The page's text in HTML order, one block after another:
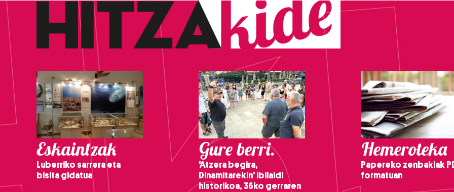
Eskaintzak
Luberriko sarrera eta
bisita gidatua
Gure berri.
'Atzera begira,
Dinamitarekin' ibilaldi
historikoa, 36ko gerraren
Hemeroteka
Papereko zenbakiak
formatuan